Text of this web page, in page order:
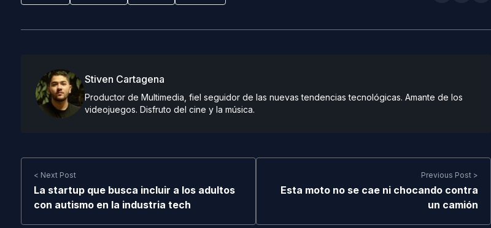
Stiven Cartagena
Productor de Multimedia, fiel seguidor de las nuevas tendencias tecnológicas. Amante de los
videojuegos. Disfruto del cine y la música.
< Next Post
La startup que busca incluir a los adultos
con autismo en la industria tech
Previous Post >
Esta moto no se cae ni chocando contra
un camión